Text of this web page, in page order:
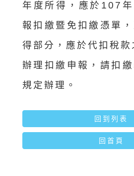
年度所得，應於107
報扣繳暨免扣繳憑單
得部分，應於代扣稅
辦理扣繳申報，請扣
規定辦理。
回到列表
回首頁